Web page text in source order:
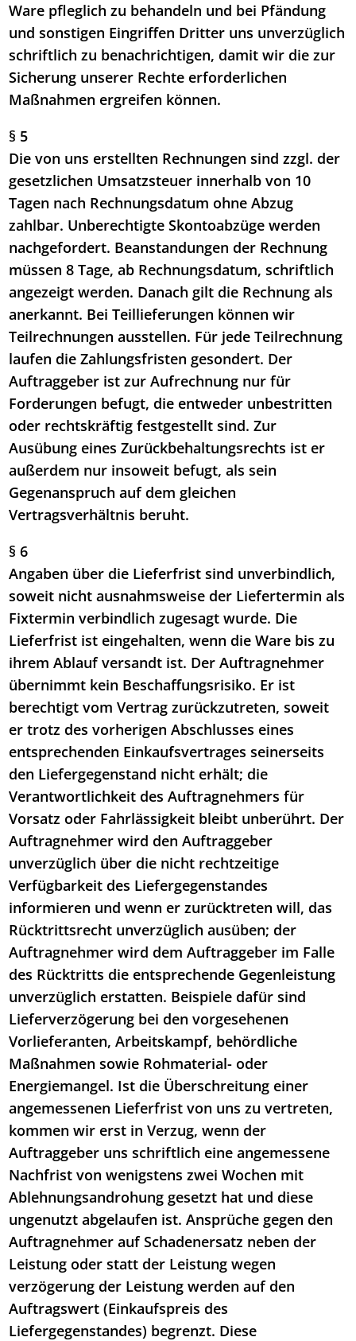
Ware pfleglich zu behandeln und bei Pfändung
und sonstigen Eingriffen Dritter uns unverzüglich
schriftlich zu benachrichtigen, damit wir die zur
Sicherung unserer Rechte erforderlichen
Maßnahmen ergreifen können.
§ 5
Die von uns erstellten Rechnungen sind zzgl. der
gesetzlichen Umsatzsteuer innerhalb von 10
Tagen nach Rechnungsdatum ohne Abzug
zahlbar. Unberechtigte Skontoabzüge werden
nachgefordert. Beanstandungen der Rechnung
müssen 8 Tage, ab Rechnungsdatum, schriftlich
angezeigt werden. Danach gilt die Rechnung als
anerkannt. Bei Teillieferungen können wir
Teilrechnungen ausstellen. Für jede Teilrechnung
laufen die Zahlungsfristen gesondert. Der
Auftraggeber ist zur Aufrechnung nur für
Forderungen befugt, die entweder unbestritten
oder rechtskräftig festgestellt sind. Zur
Ausübung eines Zurückbehaltungsrechts ist er
außerdem nur insoweit befugt, als sein
Gegenanspruch auf dem gleichen
Vertragsverhältnis beruht.
§ 6
Angaben über die Lieferfrist sind unverbindlich,
soweit nicht ausnahmsweise der Liefertermin als
Fixtermin verbindlich zugesagt wurde. Die
Lieferfrist ist eingehalten, wenn die Ware bis zu
ihrem Ablauf versandt ist. Der Auftragnehmer
übernimmt kein Beschaffungsrisiko. Er ist
berechtigt vom Vertrag zurückzutreten, soweit
er trotz des vorherigen Abschlusses eines
entsprechenden Einkaufsvertrages seinerseits
den Liefergegenstand nicht erhält; die
Verantwortlichkeit des Auftragnehmers für
Vorsatz oder Fahrlässigkeit bleibt unberührt. Der
Auftragnehmer wird den Auftraggeber
unverzüglich über die nicht rechtzeitige
Verfügbarkeit des Liefergegenstandes
informieren und wenn er zurücktreten will, das
Rücktrittsrecht unverzüglich ausüben; der
Auftragnehmer wird dem Auftraggeber im Falle
des Rücktritts die entsprechende Gegenleistung
unverzüglich erstatten. Beispiele dafür sind
Lieferverzögerung bei den vorgesehenen
Vorlieferanten, Arbeitskampf, behördliche
Maßnahmen sowie Rohmaterial- oder
Energiemangel. Ist die Überschreitung einer
angemessenen Lieferfrist von uns zu vertreten,
kommen wir erst in Verzug, wenn der
Auftraggeber uns schriftlich eine angemessene
Nachfrist von wenigstens zwei Wochen mit
Ablehnungsandrohung gesetzt hat und diese
ungenutzt abgelaufen ist. Ansprüche gegen den
Auftragnehmer auf Schadenersatz neben der
Leistung oder statt der Leistung wegen
verzögerung der Leistung werden auf den
Auftragswert (Einkaufspreis des
Liefergegenstandes) begrenzt. Diese